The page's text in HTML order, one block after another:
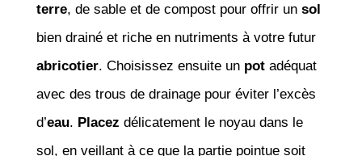
terre, de sable et de compost pour offrir un sol
bien drainé et riche en nutriments à votre futur
abricotier. Choisissez ensuite un potadéquat
avec des trous de drainage pour éviter l’excès
d’eau. Placez délicatement le noyau dans le
sol, en veillant à ce que la partie pointue soit